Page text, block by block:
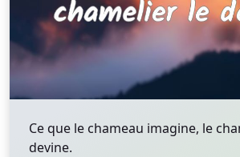
Ce que le chameau imagine, le
devine.